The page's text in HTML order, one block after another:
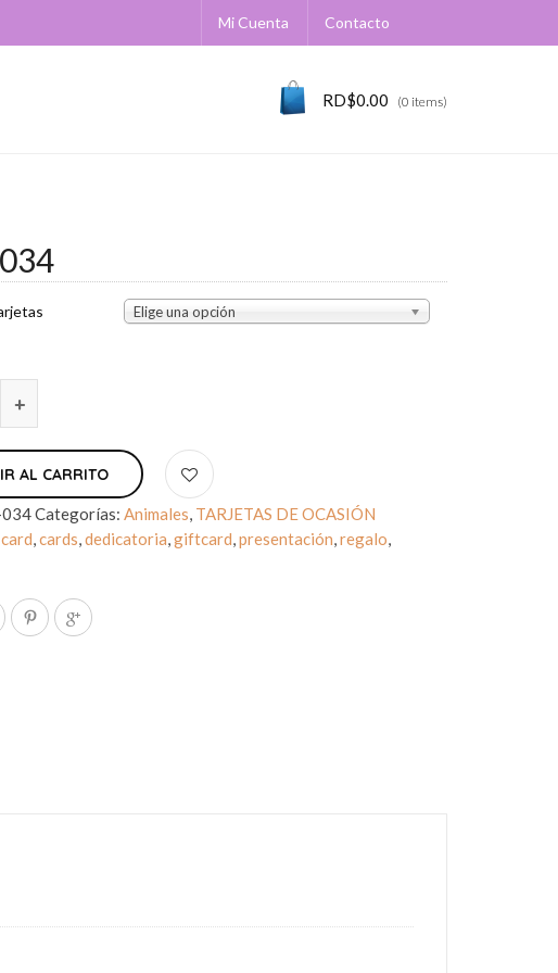
Mi Cuenta Contacto
RD$0.00 (0 items)
Elige una opción
AL CARRITO
Categorías:Animales, TARJETAS DE OCASIÓN
card,cards,dedicatoria,giftcard,presentación,regalo,